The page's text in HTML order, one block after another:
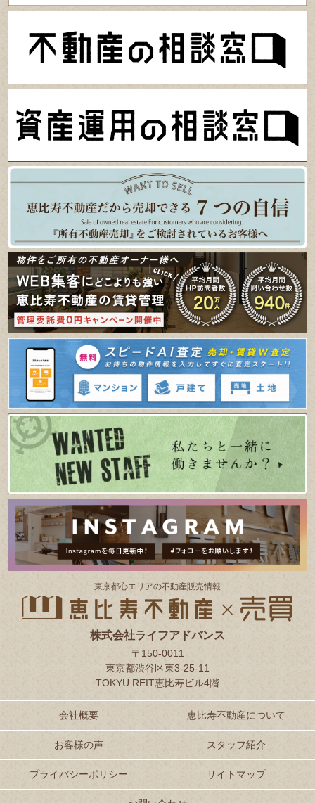
東京都⼼エリアの不動産販売情報
株式会社ライフアドバンス
〒150-0011
東京都渋谷区東3-25-11
TOKYU REIT恵比寿ビル4階
会社概要 恵比寿不動産について
お客様の声 スタッフ紹介
プライバシーポリシー サイトマップ